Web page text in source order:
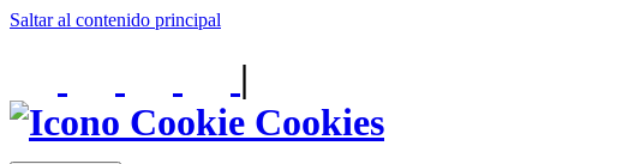
Saltar al contenido principal
|
Cookies